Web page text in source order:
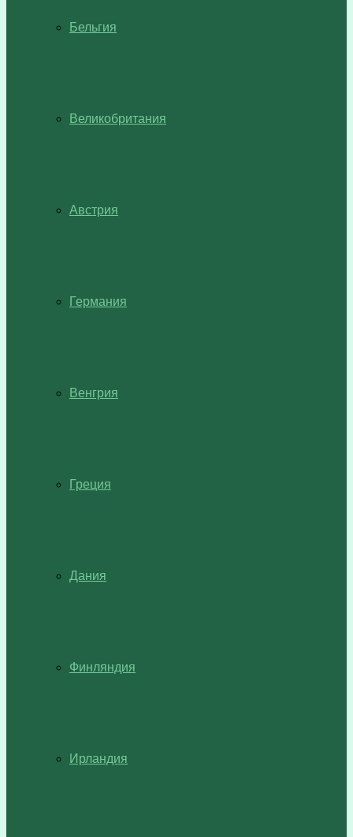
Бельгия
Великобритания
Австрия
Германия
Венгрия
Греция
Дания
Финляндия
Ирландия